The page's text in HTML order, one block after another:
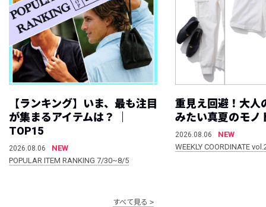
【ランキング】いま、最も注目
が集まるアイテムは？ ｜
TOP15
2026.08.06
NEW
POPULAR ITEM RANKING 7/30~8/5
重見え回避！大人
みたい真夏のモノ
2026.08.06
NEW
WEEKLY COORDINATE
すべて見る